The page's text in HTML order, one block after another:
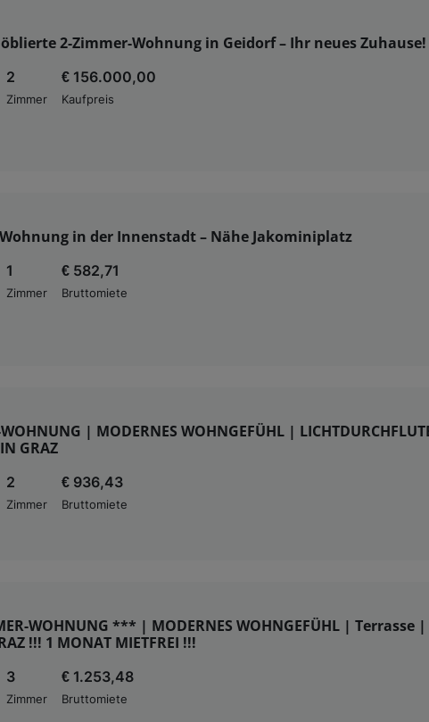
2-Zimmer-Wohnung in Geidorf – Ihr neues Zuhause!
2
Zimmer
€ 156.000,00
Kaufpreis
in der Innenstadt – Nähe Jakominiplatz
1
Zimmer
€ 582,71
Bruttomiete
| MODERNES WOHNGEFÜHL |
GRAZ
2
Zimmer
€ 936,43
Bruttomiete
WOHNUNG *** | MODERNES WOHNGEFÜHL | Terrasse |
!!! 1 MONAT MIETFREI !!!
3
Zimmer
€ 1.253,48
Bruttomiete